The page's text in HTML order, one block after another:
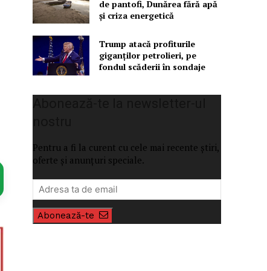
de pantofi, Dunărea fără apă
și criza energetică
Trump atacă profiturile
giganților petrolieri, pe
fondul scăderii în sondaje
Pentru a fi la curent cu cele mai recente știri,
oferte și anunțuri speciale.
Abonează-te